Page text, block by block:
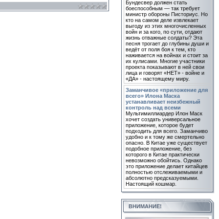
Бундесвер должен стать
боеспособным — так требует
министр обороны Писториус. Но
кто на самом деле извлекает
выгоду из этих многочисленных
войн и за кого, по сути, отдают
жизнь отважные солдаты? Эта
песня трогает до глубины души и
ведёт от поля боя к тем, кто
наживается на войнах и стоит за
их кулисами. Многие участники
проекта показывают в ней свои
лица и говорят «НЕТ» - войне и
«ДА» - настоящему миру.
Заманчивое «приложение для
всего» Илона Маска
устанавливает неизбежный
контроль над всеми
Мультимиллиардер Илон Маск
хочет создать универсальное
приложение, которое будет
подходить для всего. Заманчиво
удобно и к тому же смертельно
опасно. В Китае уже существует
подобное приложение, без
которого в Китае практически
невозможно обойтись. Однако
это приложение делает китайцев
полностью отслеживаемыми и
абсолютно предсказуемыми.
Настоящий кошмар.
ВНИМАНИЕ!